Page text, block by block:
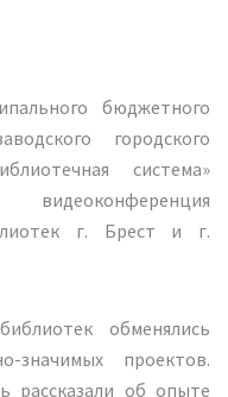
бюджетного
городского
система»
видеоконференция
г. Брест и г.
обменялись
значимых проектов.
рассказали об опыте